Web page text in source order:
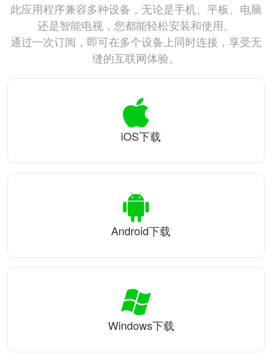
此应用程序兼容多种设备，无论是手机、平板、电脑
还是智能电视，您都能轻松安装和使用。
通过一次订阅，即可在多个设备上同时连接，享受无
缝的互联网体验。
iOS下载
Android下载
Windows下载